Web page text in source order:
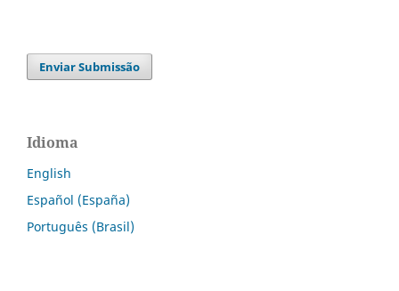
Enviar Submissão
Idioma
English
Español (España)
Português (Brasil)